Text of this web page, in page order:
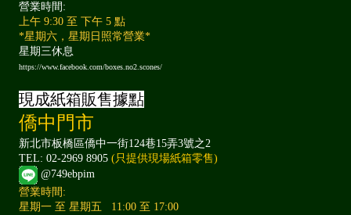
營業時間:
上午 9:30 至 下午 5 點
*星期六，星期日照常營業*
星期三休息
https://www.facebook.com/boxes.no2.scones/
現成紙箱販售據點
僑中門市
新北市板橋區僑中一街124巷15弄3號之2
TEL: 02-2969 8905 (只提供現場紙箱零售)
@749ebpim
營業時間:
星期一 至 星期五 11:00 至 17:00